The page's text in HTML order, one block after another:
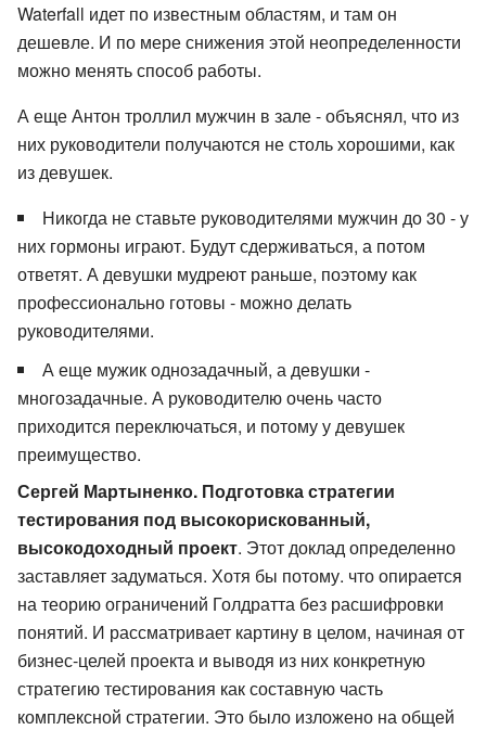
Waterfall идет по известным областям, и там он
дешевле. И по мере снижения этой неопределенности
можно менять способ работы.
А еще Антон троллил мужчин в зале - объяснял, что из
них руководители получаются не столь хорошими, как
из девушек.
Никогда не ставьте руководителями мужчин до 30 - у
них гормоны играют. Будут сдерживаться, а потом
ответят. А девушки мудреют раньше, поэтому как
профессионально готовы - можно делать
руководителями.
А еще мужик однозадачный, а девушки -
многозадачные. А руководителю очень часто
приходится переключаться, и потому у девушек
преимущество.
Сергей Мартыненко. Подготовка стратегии
тестирования под высокорискованный,
высокодоходный проект. Этот доклад определенно
заставляет задуматься. Хотя бы потому. что опирается
на теорию ограничений Голдратта без расшифровки
понятий. И рассматривает картину в целом, начиная от
бизнес-целей проекта и выводя из них конкретную
стратегию тестирования как составную часть
комплексной стратегии. Это было изложено на общей